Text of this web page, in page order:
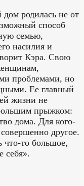
дом родилась не от
способ
семью,
насилия и
Кэра. Свою
проблемами, но
Ее главный
жизни не
прыжком:
дома. Для кого-
другое.
что-то большое,
себя».